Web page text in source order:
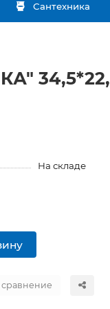
Сантехника
На складе
сравнение